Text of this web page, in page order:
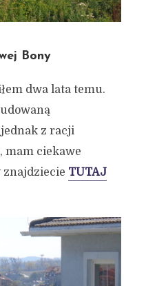
Bony
dwa lata temu.
jednak z racji
mam ciekawe
znajdziecie TUTAJ